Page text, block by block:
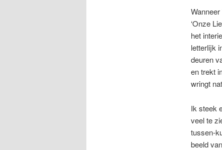
‘Onze
het
letterlijk
deuren
en trekt
wringt
Ik steek
veel te
tussen-
beeld